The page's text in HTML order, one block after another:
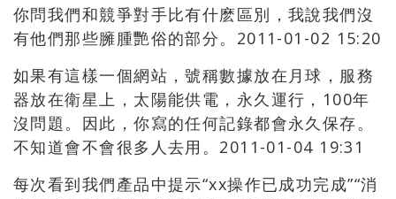
你問我們和競爭對手比有什麽區別，我說我們沒
有他們那些臃腫艷俗的部分。2011-01-02 15:20
如果有這樣一個網站，號稱數據放在月球，服務
器放在衛星上，太陽能供電，永久運行，100年
沒問題。因此，你寫的任何記錄都會永久保存。
不知道會不會很多人去用。2011-01-04 19:31
每次看到我們產品中提示“xx操作已成功完成”“消